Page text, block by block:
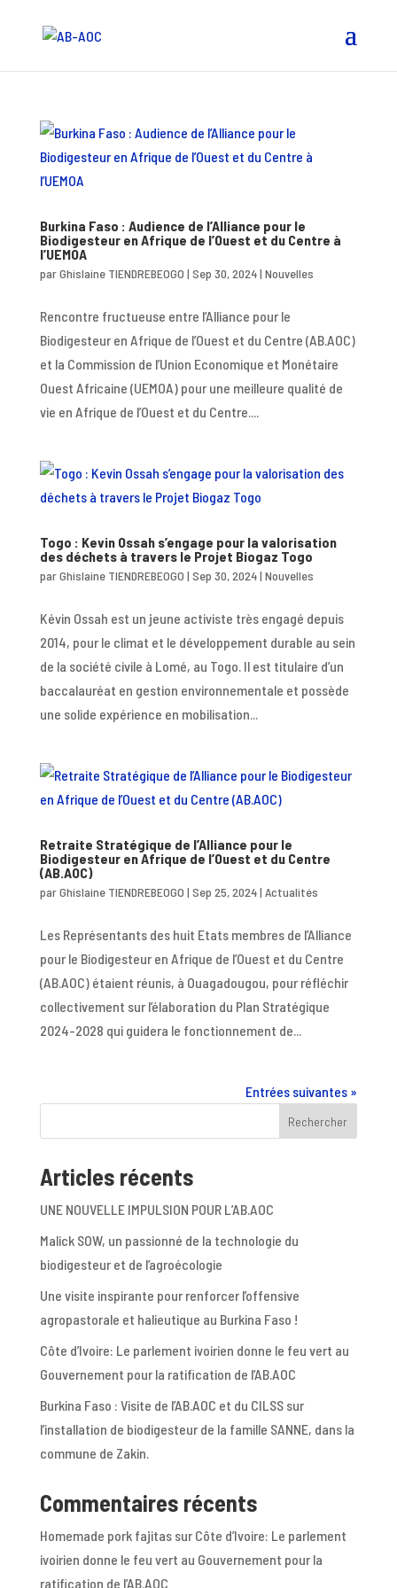
Burkina Faso : Audience de l’Alliance pour le
Biodigesteur en Afrique de l’Ouest et du Centre à
l’UEMOA
parGhislaine TIENDREBEOGO | Sep 30, 2024| Nouvelles
Rencontre fructueuse entre l’Alliance pour le
Biodigesteur en Afrique de l’Ouest et du Centre (AB.AOC)
et la Commission de l’Union Economique et Monétaire
Ouest Africaine (UEMOA) pour une meilleure qualité de
vie en Afrique de l’Ouest et du Centre....
Togo : Kevin Ossah s’engage pour la valorisation
des déchets à travers le Projet Biogaz Togo
parGhislaine TIENDREBEOGO | Sep 30, 2024| Nouvelles
Kévin Ossah est un jeune activiste très engagé depuis
2014, pour le climat et le développement durable au sein
de la société civile à Lomé, au Togo. Il est titulaire d’un
baccalauréat en gestion environnementale et possède
une solide expérience en mobilisation...
Retraite Stratégique de l’Alliance pour le
Biodigesteur en Afrique de l’Ouest et du Centre
(AB.AOC)
parGhislaine TIENDREBEOGO | Sep 25, 2024| Actualités
Les Représentants des huit Etats membres de l’Alliance
pour le Biodigesteur en Afrique de l’Ouest et du Centre
(AB.AOC) étaient réunis, à Ouagadougou, pour réfléchir
collectivement sur l’élaboration du Plan Stratégique
2024-2028 qui guidera le fonctionnement de...
Entrées suivantes »
Rechercher
Articles récents
UNE NOUVELLE IMPULSION POUR L’AB.AOC
Malick SOW, un passionné de la technologie du
biodigesteur et de l’agroécologie
Une visite inspirante pour renforcer l’offensive
agropastorale et halieutique au Burkina Faso !
Côte d’Ivoire: Le parlement ivoirien donne le feu vert au
Gouvernement pour la ratification de l’AB.AOC
Burkina Faso : Visite de l’AB.AOC et du CILSS sur
l’installation de biodigesteur de la famille SANNE, dans la
commune de Zakin.
Commentaires récents
Homemade pork fajitassur Côte d’Ivoire: Le parlement
ivoirien donne le feu vert au Gouvernement pour la
ratification de l’AB.AOC